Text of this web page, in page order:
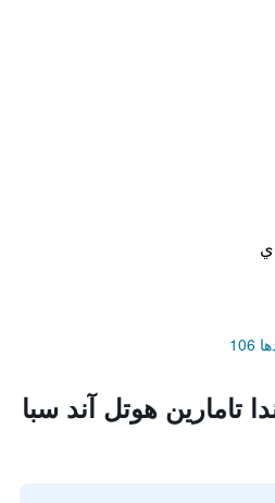
تامارين هوتل آند سبا